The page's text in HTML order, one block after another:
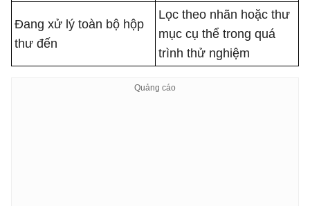
Đang xử lý toàn bộ hộp
thư đến
Lọc theo nhãn hoặc thư
mục cụ thể trong quá
trình thử nghiệm